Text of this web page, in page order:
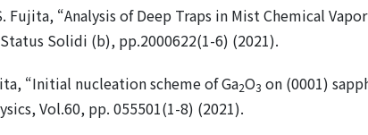
Fujita, “Analysis of Deep Traps in Mist Chemical
Solidi (b), pp.2000622(1-6) (2021).
“Initial nucleation scheme of Ga2O3 on (0001)
Vol.60, pp. 055501(1-8) (2021).